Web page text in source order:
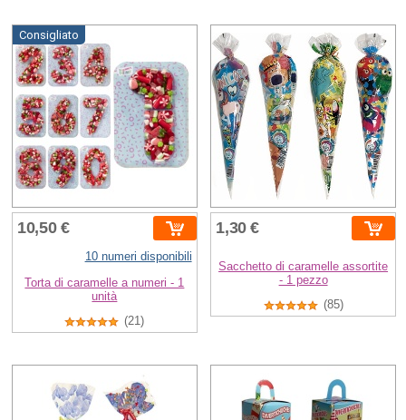
Consigliato
10,50 €
10 numeri disponibili
Torta di caramelle a numeri - 1
unità
(21)
1,30 €
Sacchetto di caramelle assortite
- 1 pezzo
(85)